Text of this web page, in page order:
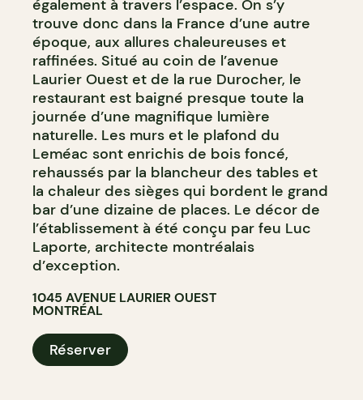
également à travers l’espace. On s’y
trouve donc dans la France d’une autre
époque, aux allures chaleureuses et
raffinées. Situé au coin de l’avenue
Laurier Ouest et de la rue Durocher, le
restaurant est baigné presque toute la
journée d’une magnifique lumière
naturelle. Les murs et le plafond du
Leméac sont enrichis de bois foncé,
rehaussés par la blancheur des tables et
la chaleur des sièges qui bordent le grand
bar d’une dizaine de places. Le décor de
l’établissement à été conçu par feu Luc
Laporte, architecte montréalais
d’exception.
1045 AVENUE LAURIER OUEST
MONTRÉAL
Réserver